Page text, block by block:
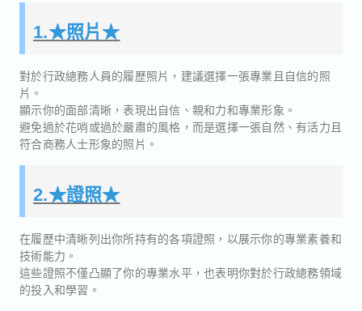
1.★照片★
對於行政總務人員的履歷照片，建議選擇一張專業且自信的照
片。
顯示你的面部清晰，表現出自信、親和力和專業形象。
避免過於花哨或過於嚴肅的風格，而是選擇一張自然、有活力且
符合商務人士形象的照片。
2.★證照★
在履歷中清晰列出你所持有的各項證照，以展示你的專業素養和
技術能力。
這些證照不僅凸顯了你的專業水平，也表明你對於行政總務領域
的投入和學習。